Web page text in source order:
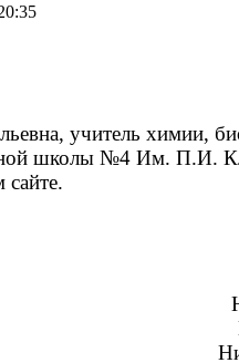
учитель химии,
школы №4 Им. П.И.
сайте.